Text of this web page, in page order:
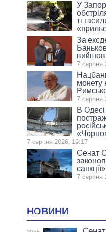
У
ті
За
вийшов
7 серпня
монету
7 серпня
В Одесі
7 серпня 2026, 19:17
Сенат
7 серпня
НОВИНИ